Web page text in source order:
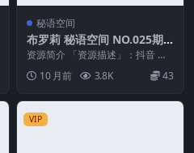
秘语空间
布罗莉 秘语空间 NO.025期
最新至：2025.10.6
资源简介 「资源描述」：抖音 布
罗莉 秘语空间 NO.025期 【7P】
最新至：...
10 月前 3.8K 43
VIP